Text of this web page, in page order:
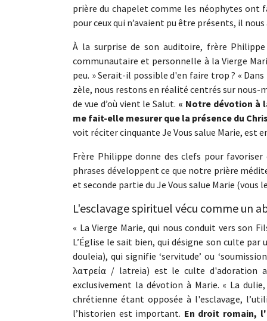
prière du chapelet comme les néophytes ont
pour ceux qui n’avaient pu être présents, il
À la surprise de son auditoire, frère
communautaire et personnelle à la Vierge
peu. » Serait-il possible d'en faire trop ? «
zèle, nous restons en réalité centrés sur
de vue d’où vient le Salut. « Notre dévotion à
me fait-elle mesurer que la présence du
voit réciter cinquante Je Vous salue Marie, est
Frère Philippe donne des clefs pour
phrases développent ce que notre prière
et seconde partie du Je Vous salue Marie
L'esclavage spirituel vécu comme un
« La Vierge Marie, qui nous conduit vers son
L’Église le sait bien, qui désigne son culte
douleia), qui signifie ‘servitude’ ou
λατρεία / latreia) est le culte d'adoration
exclusivement la dévotion à Marie. « La
chrétienne étant opposée à l'esclavage,
l’historien est important. En droit romain,